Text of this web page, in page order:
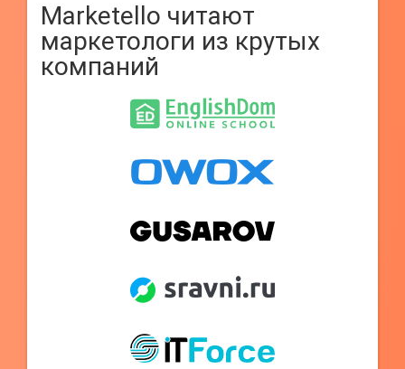
Marketello читают
маркетологи из крутых
компаний